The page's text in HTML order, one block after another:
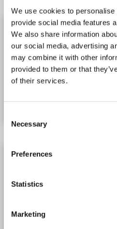
We use cookies to
provide social media features
We also share information
our social media, advertising
may combine it with other
provided to them or that
of their services.
Selection
Necessary
Preferences
Statistics
Marketing
CLCA2 anticorps (AA 32-
Reactivité: Humain
Polyclonal
unconjugated
N° du produit ABIN7666671
Fiche technique
CLCA2 anticorps
Polyclonal
N° du produit ABIN7132658